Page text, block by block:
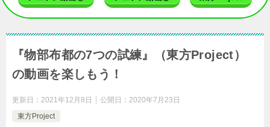
『物部布都の7つの試練』（東方Project）
の動画を楽しもう！
更新日： 2021年12月8日 公開日： 2020年7月23日
東方Project